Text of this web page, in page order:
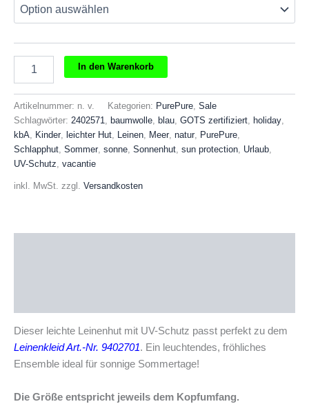
Kinder
Menge
In den Warenkorb
Artikelnummer: n. v. Kategorien: PurePure, Sale
Schlagwörter: 2402571, baumwolle, blau, GOTS zertifiziert, holiday,
kbA, Kinder, leichter Hut, Leinen, Meer, natur, PurePure,
Schlapphut, Sommer, sonne, Sonnenhut, sun protection, Urlaub,
UV-Schutz, vacantie
inkl. MwSt. zzgl. Versandkosten
Dieser leichte Leinenhut mit UV-Schutz passt perfekt zu dem
Leinenkleid Art.-Nr. 9402701. Ein leuchtendes, fröhliches
Ensemble ideal für sonnige Sommertage!
Die Größe entspricht jeweils dem Kopfumfang.